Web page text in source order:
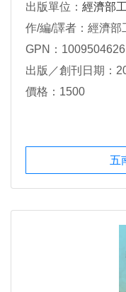
出版單位： 經濟部
作/編/譯者：經濟
GPN：1009504626
出版／創刊日期：
價格：1500
五